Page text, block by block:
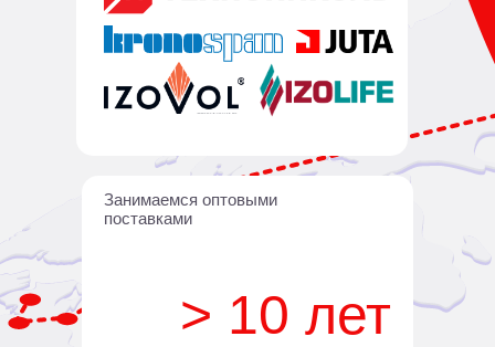
> 10 лет
Занимаемся оптовыми
поставками